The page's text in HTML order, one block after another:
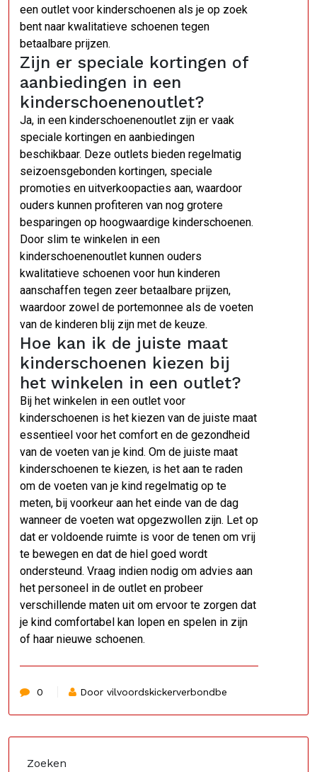
een outlet voor kinderschoenen als je op zoek
bent naar kwalitatieve schoenen tegen
betaalbare prijzen.
Zijn er speciale kortingen of
aanbiedingen in een
kinderschoenenoutlet?
Ja, in een kinderschoenenoutlet zijn er vaak
speciale kortingen en aanbiedingen
beschikbaar. Deze outlets bieden regelmatig
seizoensgebonden kortingen, speciale
promoties en uitverkoopacties aan, waardoor
ouders kunnen profiteren van nog grotere
besparingen op hoogwaardige kinderschoenen.
Door slim te winkelen in een
kinderschoenenoutlet kunnen ouders
kwalitatieve schoenen voor hun kinderen
aanschaffen tegen zeer betaalbare prijzen,
waardoor zowel de portemonnee als de voeten
van de kinderen blij zijn met de keuze.
Hoe kan ik de juiste maat
kinderschoenen kiezen bij
het winkelen in een outlet?
Bij het winkelen in een outlet voor
kinderschoenen is het kiezen van de juiste maat
essentieel voor het comfort en de gezondheid
van de voeten van je kind. Om de juiste maat
kinderschoenen te kiezen, is het aan te raden
om de voeten van je kind regelmatig op te
meten, bij voorkeur aan het einde van de dag
wanneer de voeten wat opgezwollen zijn. Let op
dat er voldoende ruimte is voor de tenen om vrij
te bewegen en dat de hiel goed wordt
ondersteund. Vraag indien nodig om advies aan
het personeel in de outlet en probeer
verschillende maten uit om ervoor te zorgen dat
je kind comfortabel kan lopen en spelen in zijn
of haar nieuwe schoenen.
0 Door vilvoordskickerverbondbe
Zoeken